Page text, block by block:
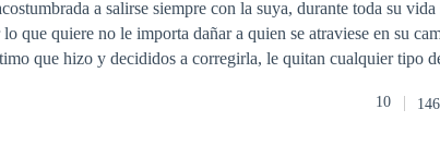
a salirse siempre con la suya, durante toda su
que quiere no le importa dañar a quien se atraviese en su
que hizo y decididos a corregirla, le quitan cualquier tipo
y malcriada y que no necesita de nadie porque ella
10